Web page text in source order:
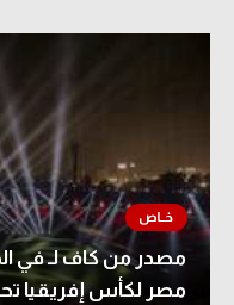
مصدر من كاف لـ في
مصر لكأس إفريقيا تحت 23